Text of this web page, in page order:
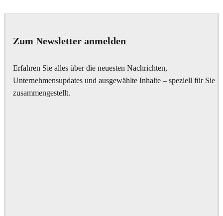
Zum Newsletter anmelden
Erfahren Sie alles über die neuesten Nachrichten,
Unternehmensupdates und ausgewählte Inhalte – speziell für Sie
zusammengestellt.